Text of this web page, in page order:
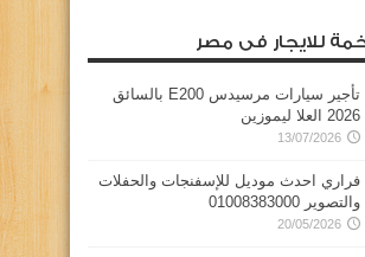
للايجار فى مصر
تأجير سيارات مرسيدس E200 بالسائق
2026 العلا ليموزين
13/07/2026
فراري احدث موديل للإسفنجات والحفلات
والتصوير 01008383000
20/05/2026